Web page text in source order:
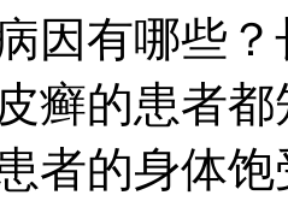
因有哪些
癣的患者
者的身体